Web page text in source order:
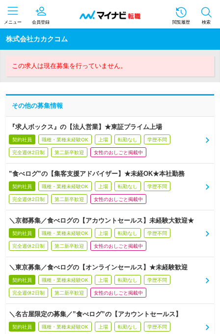
メニュー 会員登録 閲覧履歴 検索
株式会社カカクコム
この求人は現在募集を行っていません。
その他の募集情報
『求人ボックス』の【法人営業】★東証プライム上場
契約社員 職種・業種未経験OK 上場 転勤なし 学歴不問
完全週休2日制 第二新卒歓迎 女性のおしごと掲載中
”食べログ”の【集客支援アドバイザー】★未経OK★本社勤務
契約社員 職種・業種未経験OK 上場 転勤なし 学歴不問
完全週休2日制 第二新卒歓迎 女性のおしごと掲載中
＼京都募集／食べログの【アカウントセールス】未経験大歓迎★
契約社員 職種・業種未経験OK 上場 転勤なし 学歴不問
完全週休2日制 第二新卒歓迎 女性のおしごと掲載中
＼東京募集／食べログの【オンラインセールス】★未経験歓迎
契約社員 職種・業種未経験OK 上場 転勤なし 学歴不問
完全週休2日制 第二新卒歓迎 女性のおしごと掲載中
＼名古屋限定の募集／”食べログ”の【アカウントセールス】
契約社員 職種・業種未経験OK 上場 転勤なし 学歴不問